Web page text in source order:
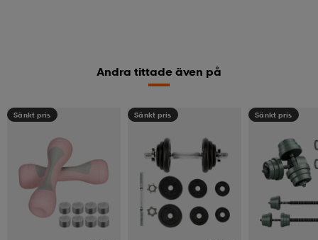
Andra tittade även på
Sänkt pris Sänkt pris Sänkt pris